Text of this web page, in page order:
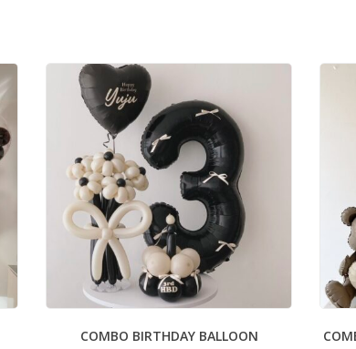
COMBO BIRTHDAY BALLOON